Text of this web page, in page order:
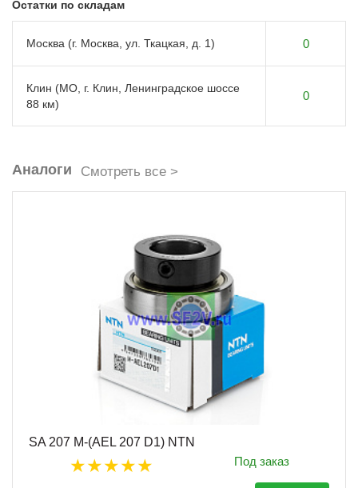
Остатки по складам
Москва (г. Москва, ул. Ткацкая, д. 1) 0
Клин (МО, г. Клин, Ленинградское шоссе
88 км)
0
Аналоги Смотреть все >
SA 207 M-(AEL 207 D1) NTN
Под заказ